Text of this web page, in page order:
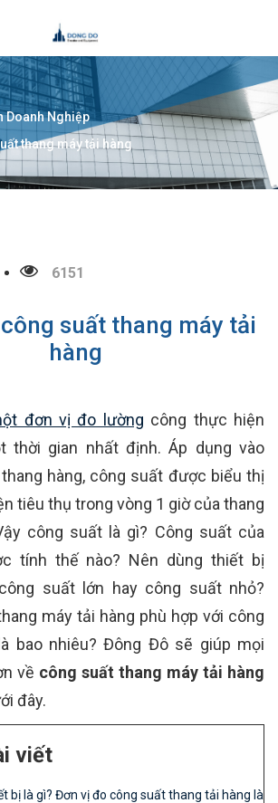
Doanh Nghiệp
thang máy tải hàng
6151
suất thang máy tải
hàng
đơn vị đo lường công thực hiện
thời gian nhất định. Áp dụng vào
hàng, công suất được biểu thị
tiêu thụ trong vòng 1 giờ của thang
công suất là gì? Công suất của
tính thế nào? Nên dùng thiết bị
suất lớn hay công suất nhỏ?
máy tải hàng phù hợp với công
bao nhiêu? Đông Đô sẽ giúp mọi
về công suất thang máy tải hàng
đây.
viết
bị là gì? Đơn vị đo công suất thang tải hàng là